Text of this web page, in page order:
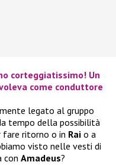
corteggiatissimo! Un
come conduttore
legato al gruppo
tempo della possibilità
fare ritorno o in Rai o a
visto nelle vesti di
con Amadeus?